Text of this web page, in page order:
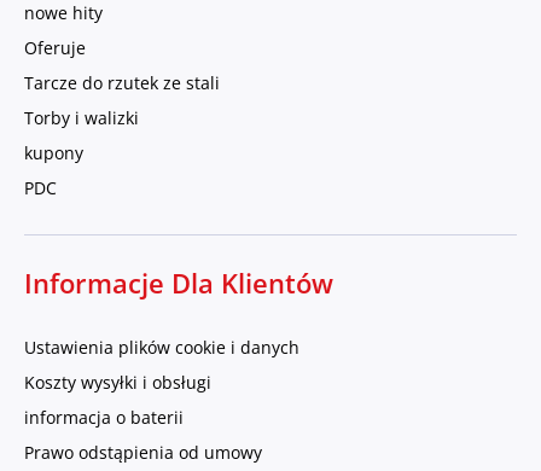
nowe hity
Oferuje
Tarcze do rzutek ze stali
Torby i walizki
kupony
PDC
Informacje Dla Klientów
Ustawienia plików cookie i danych
Koszty wysyłki i obsługi
informacja o baterii
Prawo odstąpienia od umowy